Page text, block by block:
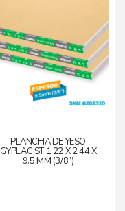
PLANCHA DE YESO
GYPLAC ST 1.22 X 2.44 X
9.5 MM (3/8”)